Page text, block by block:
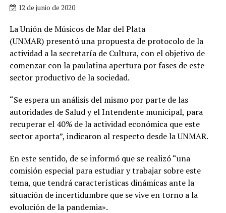
12 de junio de 2020
La Unión de Músicos de Mar del Plata
(UNMAR) presentó una propuesta de protocolo de la
actividad a la secretaría de Cultura, con el objetivo de
comenzar con la paulatina apertura por fases de este
sector productivo de la sociedad.
“Se espera un análisis del mismo por parte de las
autoridades de Salud y el Intendente municipal, para
recuperar el 40% de la actividad económica que este
sector aporta”, indicaron al respecto desde la UNMAR.
En este sentido, de se informó que se realizó “una
comisión especial para estudiar y trabajar sobre este
tema, que tendrá características dinámicas ante la
situación de incertidumbre que se vive en torno a la
evolución de la pandemia».